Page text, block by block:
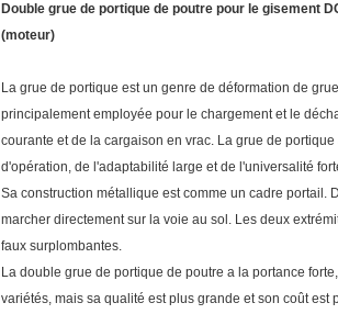
Double grue de portique de poutre pour le gisement
(moteur)
La grue de portique est un genre de déformation de
principalement employée pour le chargement et le
courante et de la cargaison en vrac. La grue de
d'opération, de l'adaptabilité large et de l'universalité
Sa construction métallique est comme un cadre
marcher directement sur la voie au sol. Les deux
faux surplombantes.
La double grue de portique de poutre a la portance
variétés, mais sa qualité est plus grande et son coût